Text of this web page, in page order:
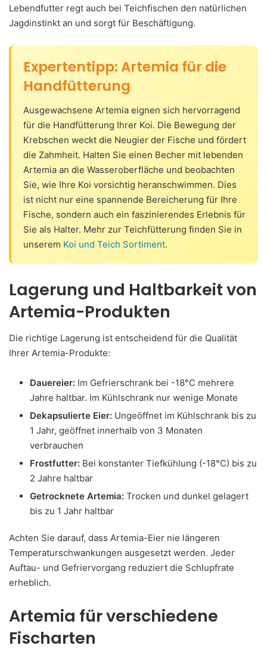
Lebendfutter regt auch bei Teichfischen den natürlichen
Jagdinstinkt an und sorgt für Beschäftigung.
Expertentipp: Artemia für die
Handfütterung
Ausgewachsene Artemia eignen sich hervorragend
für die Handfütterung Ihrer Koi. Die Bewegung der
Krebschen weckt die Neugier der Fische und fördert
die Zahmheit. Halten Sie einen Becher mit lebenden
Artemia an die Wasseroberfläche und beobachten
Sie, wie Ihre Koi vorsichtig heranschwimmen. Dies
ist nicht nur eine spannende Bereicherung für Ihre
Fische, sondern auch ein faszinierendes Erlebnis für
Sie als Halter. Mehr zur Teichfütterung finden Sie in
unserem Koi und Teich Sortiment.
Lagerung und Haltbarkeit von
Artemia-Produkten
Die richtige Lagerung ist entscheidend für die Qualität
Ihrer Artemia-Produkte:
Dauereier: Im Gefrierschrank bei -18°C mehrere
Jahre haltbar. Im Kühlschrank nur wenige Monate
Dekapsulierte Eier: Ungeöffnet im Kühlschrank bis zu
1 Jahr, geöffnet innerhalb von 3 Monaten
verbrauchen
Frostfutter: Bei konstanter Tiefkühlung (-18°C) bis zu
2 Jahre haltbar
Getrocknete Artemia: Trocken und dunkel gelagert
bis zu 1 Jahr haltbar
Achten Sie darauf, dass Artemia-Eier nie längeren
Temperaturschwankungen ausgesetzt werden. Jeder
Auftau- und Gefriervorgang reduziert die Schlupfrate
erheblich.
Artemia für verschiedene
Fischarten